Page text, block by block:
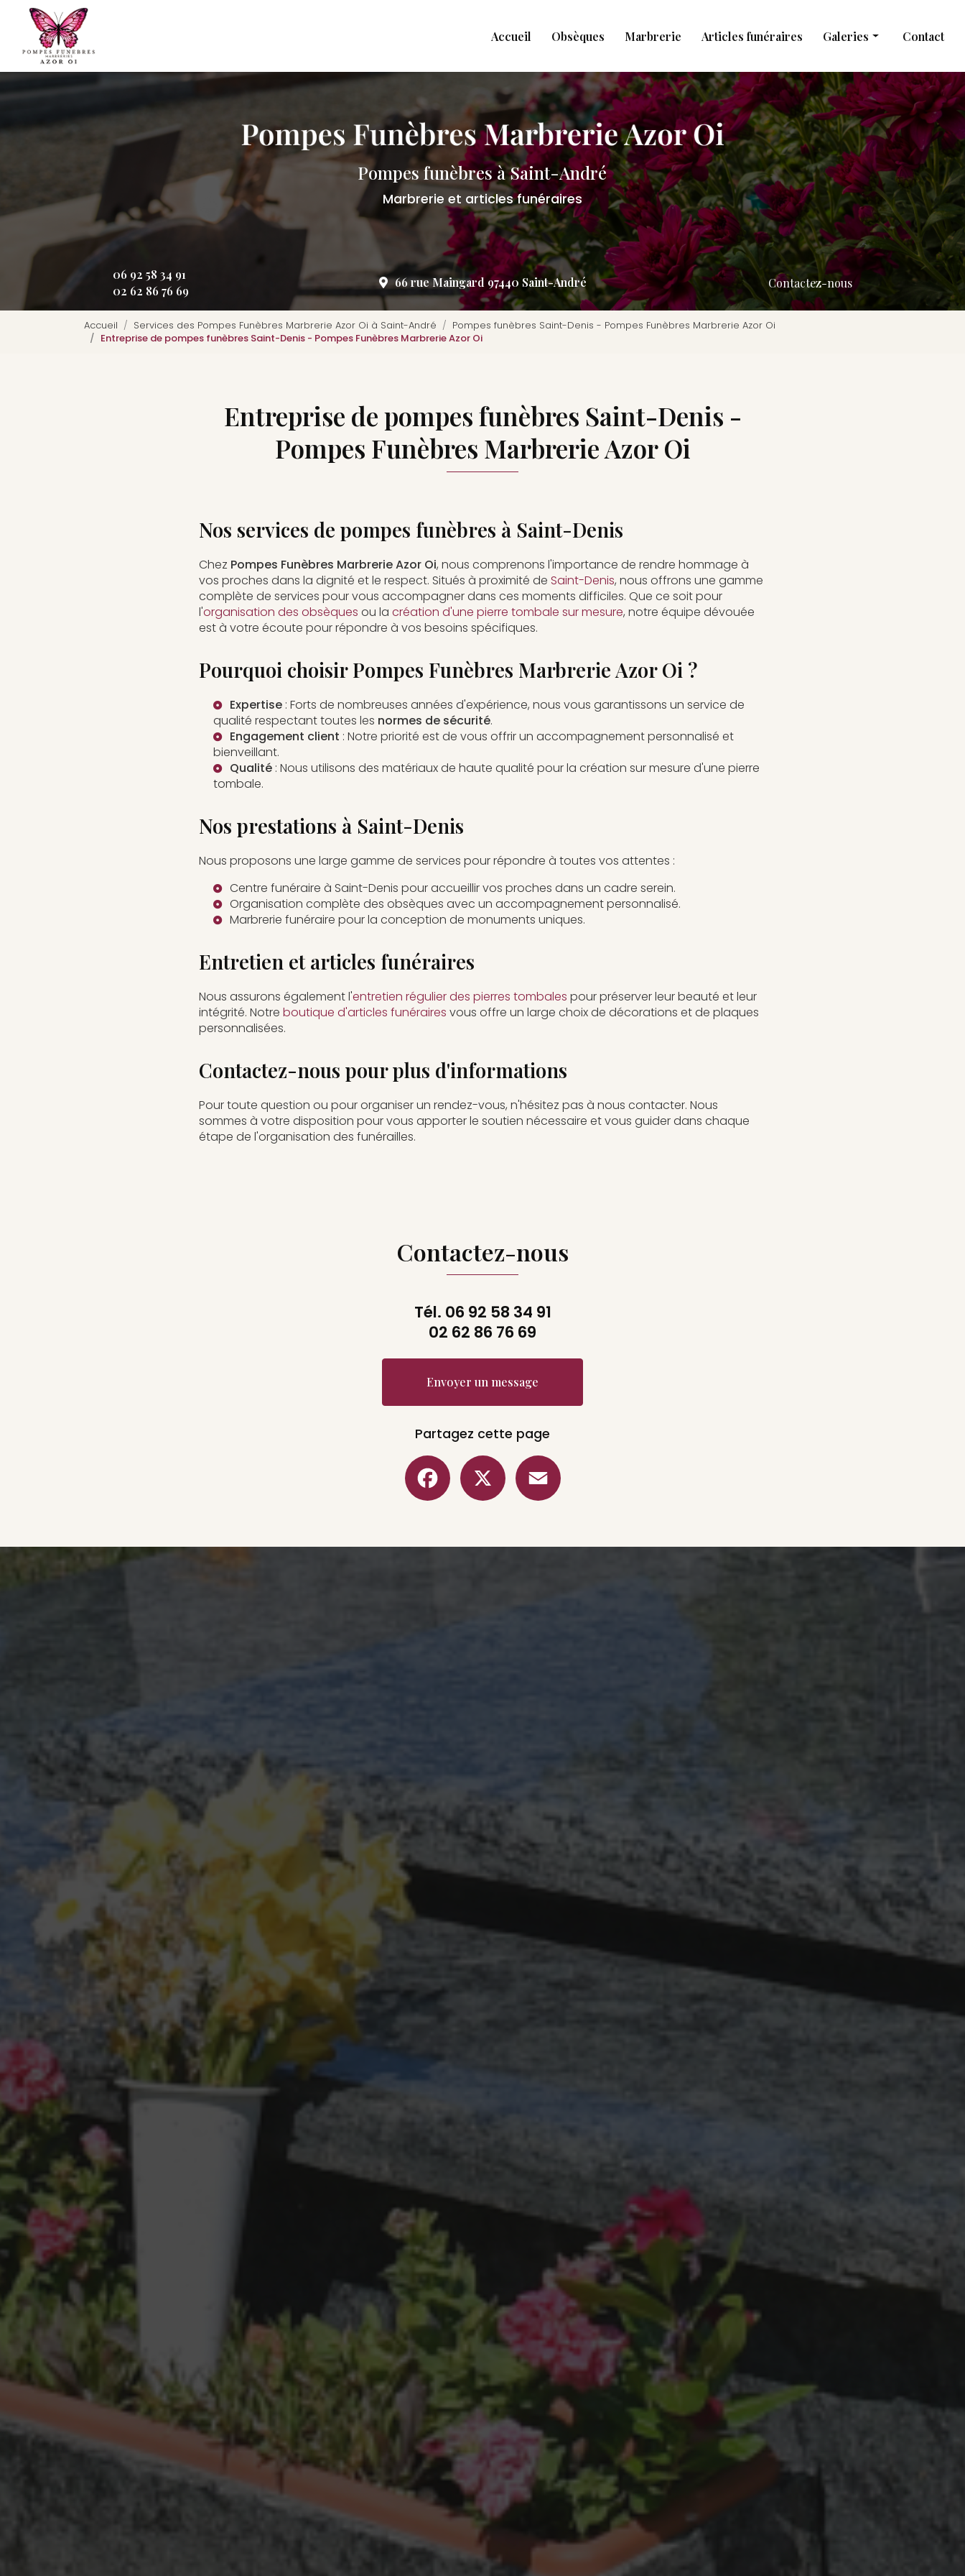
contenu
principal
Accueil
Obsèques Marbrerie Articles funéraires Galeries
Obsèques
Marbrerie
Articles funéraires
Contact
Pompes funèbres à Saint-André
Marbrerie et articles funéraires
06 92 58 34 91
02 62 86 76 69
66 rue Maingard 97440 Saint-André Contactez-nous
Accueil Services des Pompes Funèbres Marbrerie Azor Oi à Saint-André
Pompes funèbres Saint-Denis - Pompes Funèbres Marbrerie Azor Oi
Entreprise de pompes funèbres Saint-Denis - Pompes Funèbres Marbrerie Azor Oi
Entreprise de pompes funèbres Saint-Denis -
Pompes Funèbres Marbrerie Azor Oi
Nos services de pompes funèbres à Saint-Denis
Chez Pompes Funèbres Marbrerie Azor Oi, nous comprenons l'importance de rendre hommage à
vos proches dans la dignité et le respect. Situés à proximité de Saint-Denis, nous offrons une gamme
complète de services pour vous accompagner dans ces moments difficiles. Que ce soit pour
l'organisation des obsèques ou la création d'une pierre tombale sur mesure, notre équipe dévouée
est à votre écoute pour répondre à vos besoins spécifiques.
Pourquoi choisir Pompes Funèbres Marbrerie Azor Oi ?
Expertise : Forts de nombreuses années d'expérience, nous vous garantissons un service de
qualité respectant toutes les normes de sécurité.
Engagement client : Notre priorité est de vous offrir un accompagnement personnalisé et
bienveillant.
Qualité : Nous utilisons des matériaux de haute qualité pour la création sur mesure d'une pierre
tombale.
Nos prestations à Saint-Denis
Nous proposons une large gamme de services pour répondre à toutes vos attentes :
Centre funéraire à Saint-Denis pour accueillir vos proches dans un cadre serein.
Organisation complète des obsèques avec un accompagnement personnalisé.
Marbrerie funéraire pour la conception de monuments uniques.
Entretien et articles funéraires
Nous assurons également l'entretien régulier des pierres tombales pour préserver leur beauté et leur
intégrité. Notre boutique d'articles funéraires vous offre un large choix de décorations et de plaques
personnalisées.
Contactez-nous pour plus d'informations
Pour toute question ou pour organiser un rendez-vous, n'hésitez pas à nous contacter. Nous
sommes à votre disposition pour vous apporter le soutien nécessaire et vous guider dans chaque
étape de l'organisation des funérailles.
Contactez-nous
Tél. 06 92 58 34 91
02 62 86 76 69
Envoyer un message
Partagez cette page
Facebook